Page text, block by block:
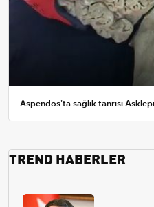
Aspendos'ta sağlık tanrısı
TREND HABERLER